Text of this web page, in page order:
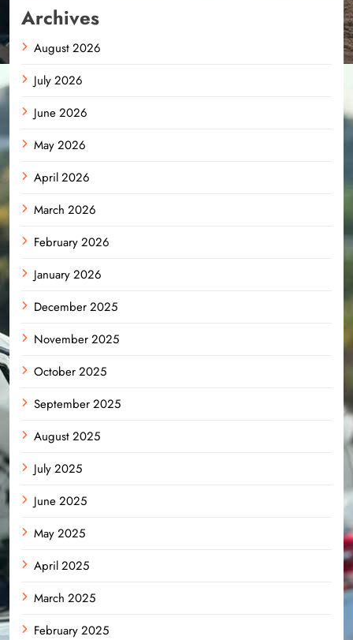
Archives
August 2026
July 2026
June 2026
May 2026
April 2026
March 2026
February 2026
January 2026
December 2025
November 2025
October 2025
September 2025
August 2025
July 2025
June 2025
May 2025
April 2025
March 2025
February 2025